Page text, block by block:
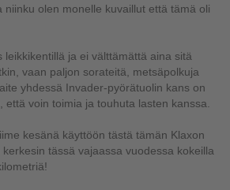
niinku olen monelle kuvaillut että tämä oli
leikkikentillä ja ei välttämättä aina sitä
vaan paljon sorateitä, metsäpolkuja
yhdessä Invader-pyörätuolin kans on
että voin toimia ja touhuta lasten kanssa.
kesänä käyttöön tästä tämän Klaxon
kerkesin tässä vajaassa vuodessa kokeilla